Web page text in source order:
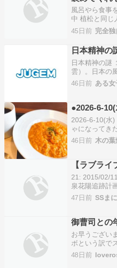
金の負担に
と手紙に意
送り風呂や
き、犯罪者
風呂やら食事
中 植松と同じ
植松聖死刑囚
ってそれ以
事件になった
た事を言いや
45日前 完全
日本精神の
日本精神の謎
雲）。日本の
日本の精神を
いる「日本
46日前 ある
●2026-6-
2026-6-10(水)
ゃになってき
ブラウザで、
ェのトマト
46日前 木の
【ラブラ
21: 2015/02/
泉花陽追跡計
っとーおーど
「…目標、移
47日前 SSま
御曹司との
お早うござい
ボという訳で
させてみた。
をAIが判定し
48日前